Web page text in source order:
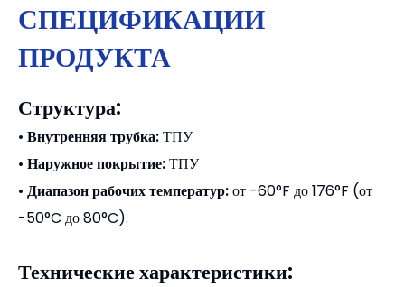
СПЕЦИФИКАЦИИ
ПРОДУКТА
Структура:
• Внутренняя трубка:ТПУ
• Наружное покрытие:ТПУ
• Диапазон рабочих температур:от -60°F до 176°F (от
-50°C до 80°C).
Технические характеристики: